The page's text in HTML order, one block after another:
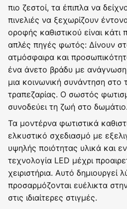
πιο ζεστοί, τα έπιπλα να
πινελιές να ξεχωρίζουν
οροφής καθιστικού είναι
απλές πηγές φωτός: Δίνουν
ατμόσφαιρα και
ένα άνετο βράδυ με ανάγνωση
μια κοινωνική συνάντηση στο
τραπεζαρίας. Ο σωστός
συνοδεύει τη ζωή στο δωμάτιο.
Τα μοντέρνα φωτιστικά
ελκυστικό σχεδιασμό με
υψηλής ποιότητας υλικά και
τεχνολογία LED μέχρι
χειριστήρια. Αυτό δημιουργεί
προσαρμόζονται ευέλικτα
στις ιδιαίτερες στιγμές.